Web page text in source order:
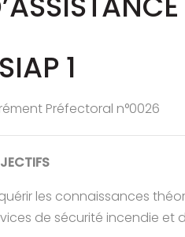
1
Préfectoral n°0026
les connaissances
de sécurité incendie et